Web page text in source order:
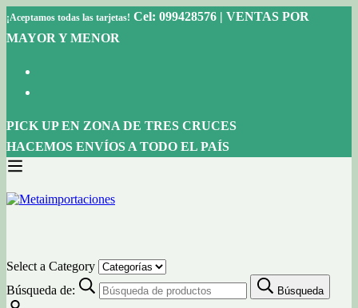
¡Aceptamos todas las tarjetas! Cel: 099428576 | VENTAS POR
MAYOR Y MENOR
PICK UP EN ZONA DE TRES CRUCES
HACEMOS ENVÍOS A TODO EL PAÍS
Select a Category
Búsqueda de:
Búsqueda